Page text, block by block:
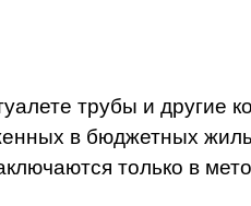
трубы и другие
в бюджетных
только в